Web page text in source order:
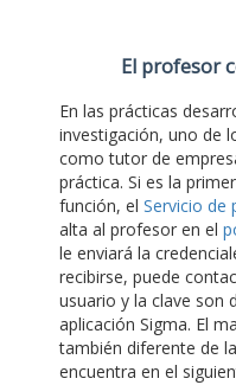
El profesor
En las prácticas
investigación, uno de
como tutor de
práctica. Si es la
función, el Servicio de
alta al profesor en el
le enviará la
recibirse, puede
usuario y la clave son
aplicación Sigma. El
también diferente de
encuentra en el